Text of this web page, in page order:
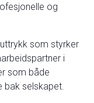
og
som styrker
i
som både
bak selskapet.